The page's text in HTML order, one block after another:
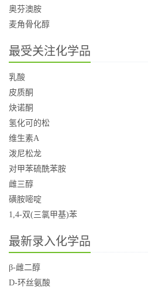
奥芬澳胺
麦角骨化醇
最受关注化学品
乳酸
皮质酮
炔诺酮
氢化可的松
维生素A
泼尼松龙
对甲苯硫酰苯胺
雌三醇
磺胺嘧啶
1,4-双(三氯甲基)苯
最新录入化学品
β-雌二醇
D-环丝氨酸